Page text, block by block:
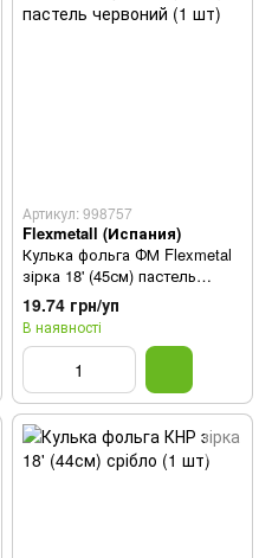
Артикул: 998757
Flexmetall (Испания)
Кулька фольга ФМ Flexmetal
зірка 18' (45см) пастель
червоний (1 шт)
19.74 грн/уп
В наявності